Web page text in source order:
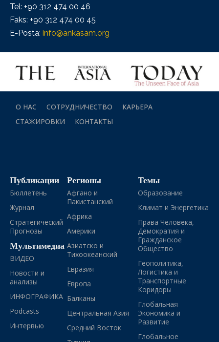
Tel: +90 312 474 00 46
Faks: +90 312 474 00 45
E-Posta: info@ankasam.org
О НАС СОТРУДНИЧЕСТВО
КАРЬЕРА
СТАЖИРОВКИ
КОНТАКТЫ
Публикации
Бюллетень
Журнал
Стратегический
Прогнозы
Мультимедиа
ВИДЕО
Новости и
анализы
ИНФОГРАФИКА
Podcasts
Интервью
Регионы
Афгано и
Пакистанский
Африка
Америки
Азиатско и
Тихоокеанский
Евразия
Европа
Балканы
Центральная Азия
Средний Восток
Темы
Образование
Климат и Энергетика
Права Человека,
Демократия и
Гражданское
Общество
Геополитика,
Логистика и
Транспортные
Коридоры
Глобальная
Экономика и
Развитие
Глобальное